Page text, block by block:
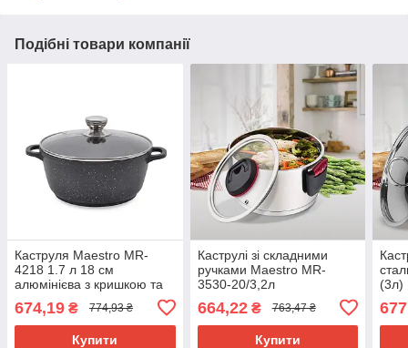
Подібні товари компанії
Каструля Maestro MR-
4218 1.7 л 18 см
алюмінієва з кришкою та
антипригарним покриттям
674,19 ₴ 774,93 ₴
Купити
Каструлі зі складними
ручками Maestro MR-
3530-20/3,2л
664,22₴ 763,47 ₴
Купити
(3л)